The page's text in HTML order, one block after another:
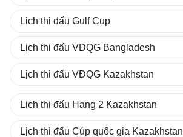
Lịch thi đấu Gulf Cup
Lịch thi đấu VĐQG Bangladesh
Lịch thi đấu VĐQG Kazakhstan
Lịch thi đấu Hạng 2 Kazakhstan
Lịch thi đấu Cúp quốc gia Kazakhstan